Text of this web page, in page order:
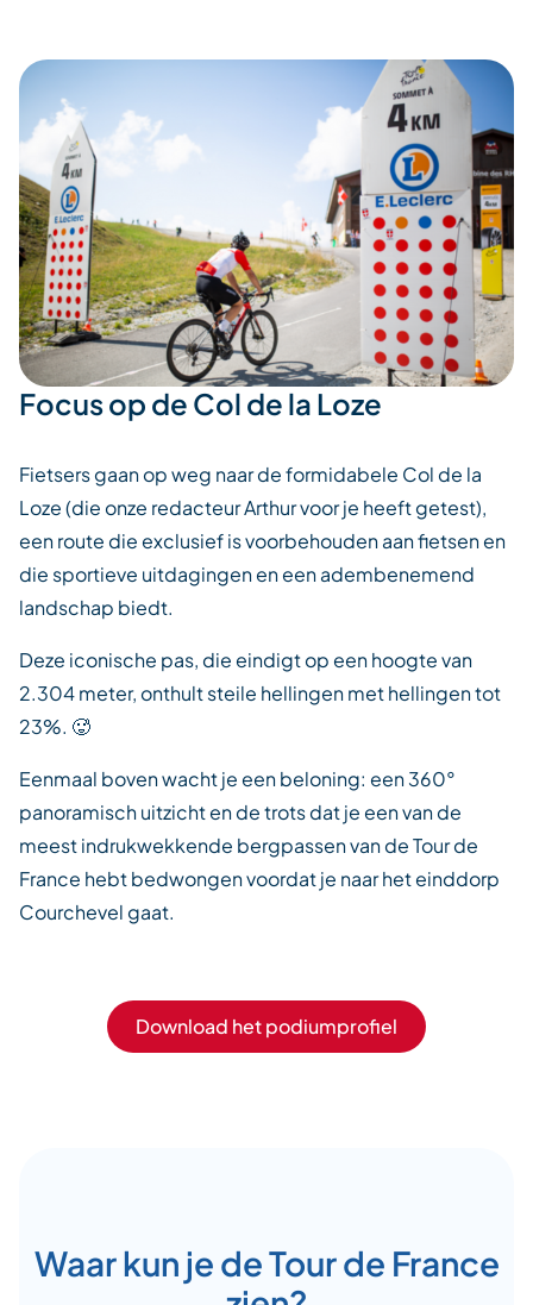
Focus op de Col de la Loze
Fietsers gaan op weg naar de formidabele Col de la
Loze (die onze redacteur Arthur voor je heeft getest),
een route die exclusief is voorbehouden aan fietsen en
die sportieve uitdagingen en een adembenemend
landschap biedt.
Deze iconische pas, die eindigt op een hoogte van
2.304 meter, onthult steile hellingen met hellingen tot
23%. 🥵
Eenmaal boven wacht je een beloning: een 360°
panoramisch uitzicht en de trots dat je een van de
meest indrukwekkende bergpassen van de Tour de
France hebt bedwongen voordat je naar het einddorp
Courchevel gaat.
Download het podiumprofiel
Waar kun je de Tour de France